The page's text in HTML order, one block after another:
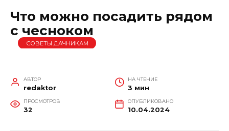
Что можно посадить рядом
с чесноком
СОВЕТЫ ДАЧНИКАМ
АВТОР
redaktor
НА ЧТЕНИЕ
3 мин
ПРОСМОТРОВ
32
ОПУБЛИКОВАНО
10.04.2024